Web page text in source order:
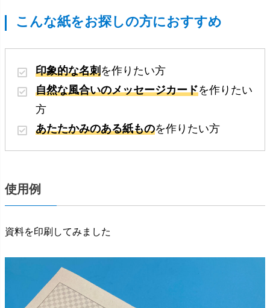
こんな紙をお探しの方におすすめ
印象的な名刺を作りたい方
自然な風合いのメッセージカードを作りたい
方
あたたかみのある紙ものを作りたい方
使用例
資料を印刷してみました